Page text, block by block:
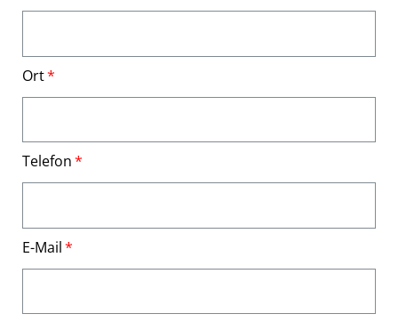
Ort
Telefon
E-Mail